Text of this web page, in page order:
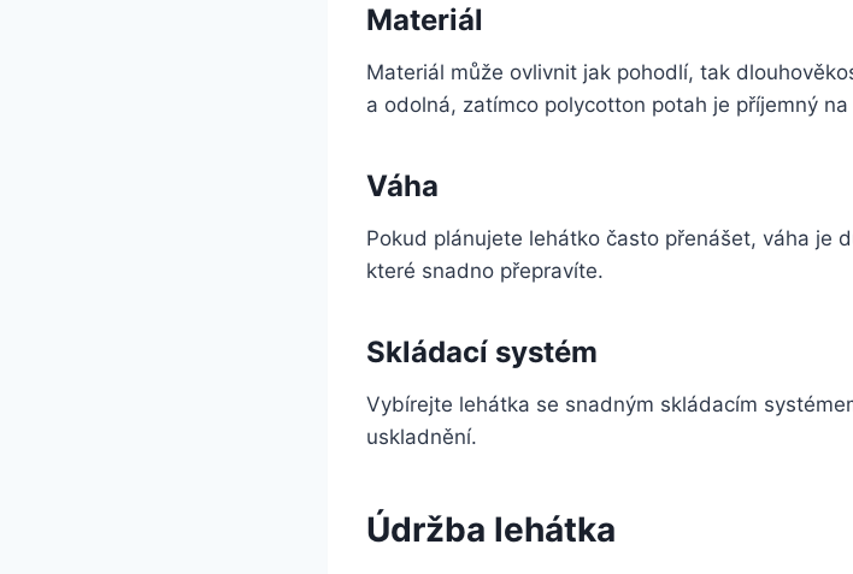
Materiál
Materiál může ovlivnit jak pohodlí, tak
a odolná, zatímco polycotton potah je příjemný
Váha
Pokud plánujete lehátko často přenášet, váha je
které snadno přepravíte.
Skládací systém
Vybírejte lehátka se snadným skládacím
uskladnění.
Údržba lehátka